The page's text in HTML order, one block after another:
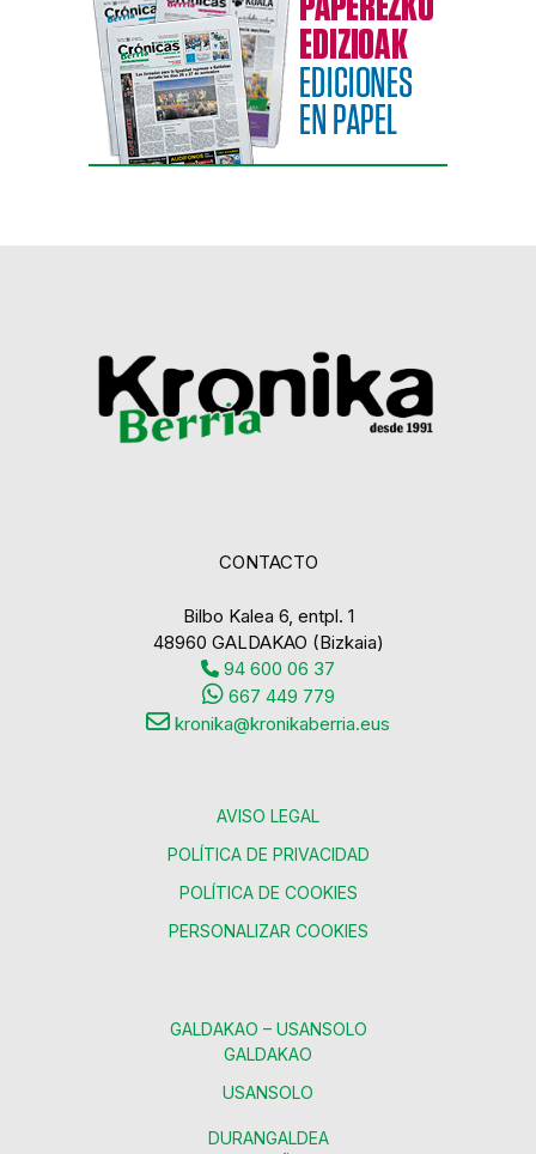
CONTACTO
Bilbo Kalea 6, entpl. 1
48960 GALDAKAO (Bizkaia)
94 600 06 37
667 449 779
kronika@kronikaberria.eus
AVISO LEGAL
POLÍTICA DE PRIVACIDAD
POLÍTICA DE COOKIES
PERSONALIZAR COOKIES
GALDAKAO – USANSOLO
GALDAKAO
USANSOLO
DURANGALDEA